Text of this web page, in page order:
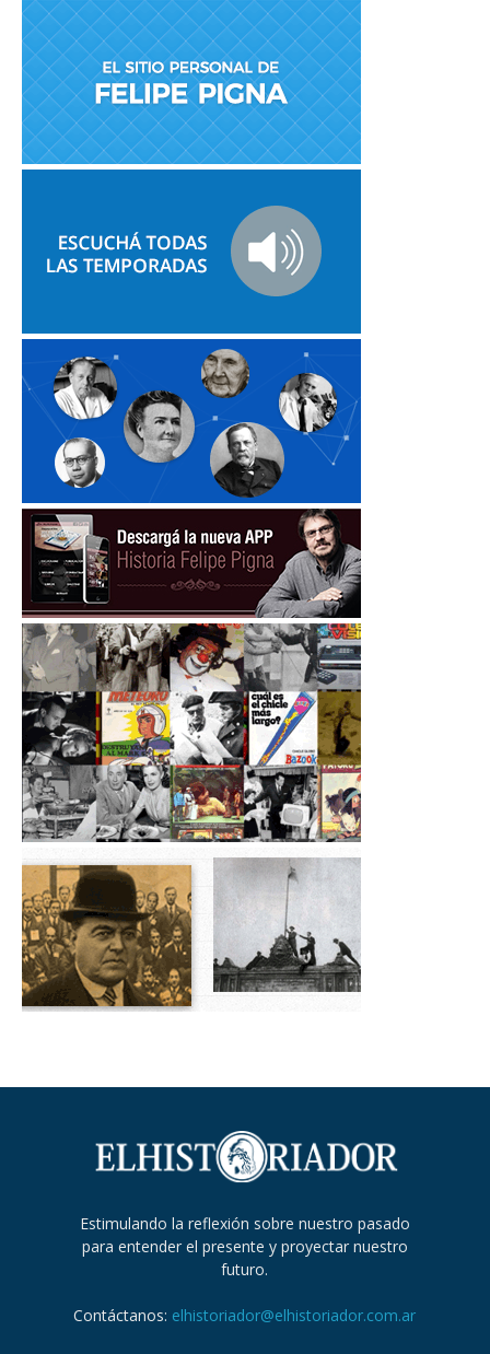
Estimulando la reflexión sobre nuestro pasado
para entender el presente y proyectar nuestro
futuro.
Contáctanos: elhistoriador@elhistoriador.com.ar